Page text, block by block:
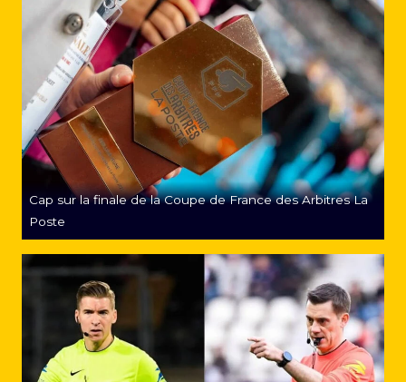
Cap sur la finale de la Coupe de France des Arbitres La
Poste